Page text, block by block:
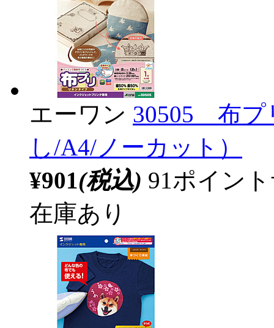
エーワン 30505 布プ
し/A4/ノーカット）
¥901(税込) 91ポイン
在庫あり